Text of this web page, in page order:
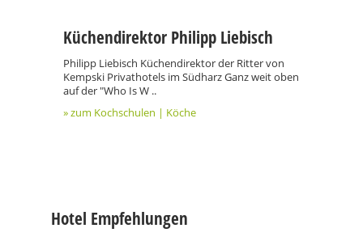
Küchendirektor Philipp Liebisch
Philipp Liebisch Küchendirektor der Ritter von
Kempski Privathotels im Südharz Ganz weit oben
auf der "Who Is W ..
» zum Kochschulen | Köche
Hotel Empfehlungen